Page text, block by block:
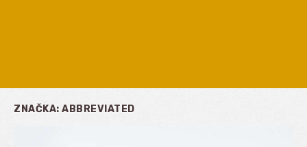
ZNAČKA: ABBREVIATED